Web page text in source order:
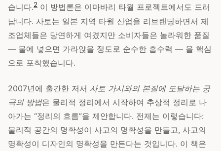
습니다.2 이 방법론은 이마바리 타월 프로젝트에서도 드러
납니다. 사토는 일본 지역 타월 산업을 리브랜딩하면서 제
조업체들은 당연하게 여겼지만 소비자들은 놀라워한 품질
— 물에 넣으면 가라앉을 정도로 순수한 흡수력 — 을 핵심
으로 포착했습니다.
2007년에 출간한 저서 사토 가시와의 본질에 도달하는 궁
극의 방법은 물리적 정리에서 시작하여 추상적 정리로 나
아가는 “정리의 흐름”을 제안합니다. 전제는 이렇습니다:
물리적 공간의 명확성이 사고의 명확성을 만들고, 사고의
명확성이 디자인의 명확성을 만든다는 것입니다. 이 책은